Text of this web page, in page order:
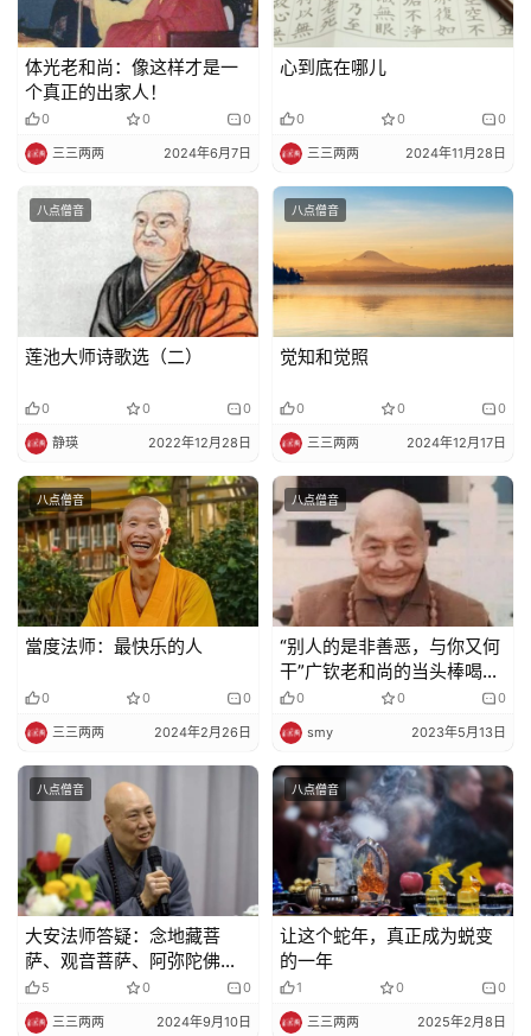
佛
教
艺
术
政
免
声
明
体光老和尚：像这样才是一
个真正的出家人！
0 0 0
三三两两 2024年6月7日
心到底在哪儿
0 0 0
三三两两 2024年11月28日
八点僧音
莲池大师诗歌选（二）
0 0 0
静瑛 2022年12月28日
八点僧音
觉知和觉照
0 0 0
三三两两 2024年12月17日
八点僧音
當度法师：最快乐的人
0 0 0
三三两两 2024年2月26日
八点僧音
“别人的是非善恶，与你又何
干”广钦老和尚的当头棒喝，
你看懂了么？
0 0 0
smy 2023年5月13日
八点僧音
大安法师答疑：念地藏菩
萨、观音菩萨、阿弥陀佛名
号有什么区别？
5 0 0
三三两两 2024年9月10日
八点僧音
让这个蛇年，真正成为蜕变
的一年
1 0 0
三三两两 2025年2月8日